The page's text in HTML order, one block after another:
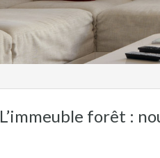
L’immeuble forêt :